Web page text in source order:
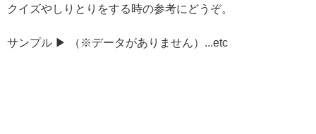
クイズやしりとりをする時の参考にどうぞ。
サンプル ▶ （※データがありません）...etc